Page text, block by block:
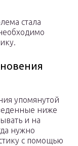
стала
упомянутой
ниже
и на
нужно
с помощью